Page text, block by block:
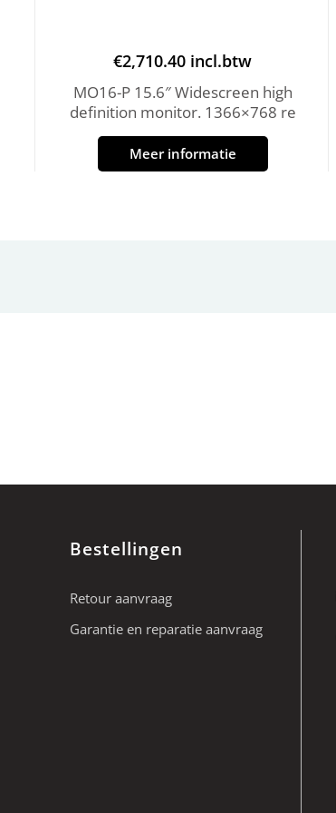
€2,710.40 incl.btw
MO16-P 15.6″ Widescreen high
definition monitor. 1366×768 re
Meer informatie
Bestellingen
Retour aanvraag
Garantie en reparatie aanvraag